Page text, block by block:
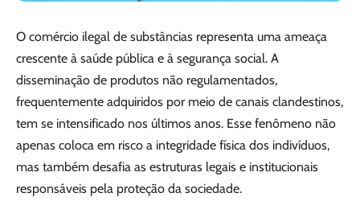
O comércio ilegal de substâncias representa uma ameaça
crescente à saúde pública e à segurança social. A
disseminação de produtos não regulamentados,
frequentemente adquiridos por meio de canais clandestinos,
tem se intensificado nos últimos anos. Esse fenômeno não
apenas coloca em risco a integridade física dos indivíduos,
mas também desafia as estruturas legais e institucionais
responsáveis pela proteção da sociedade.